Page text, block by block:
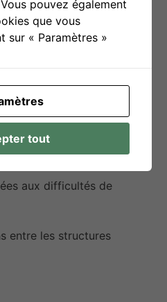
du langage oral
soi
les interactions sociales
aux difficultés de
entre les structures
pouvez également
que vous
sur « Paramètres »
tout